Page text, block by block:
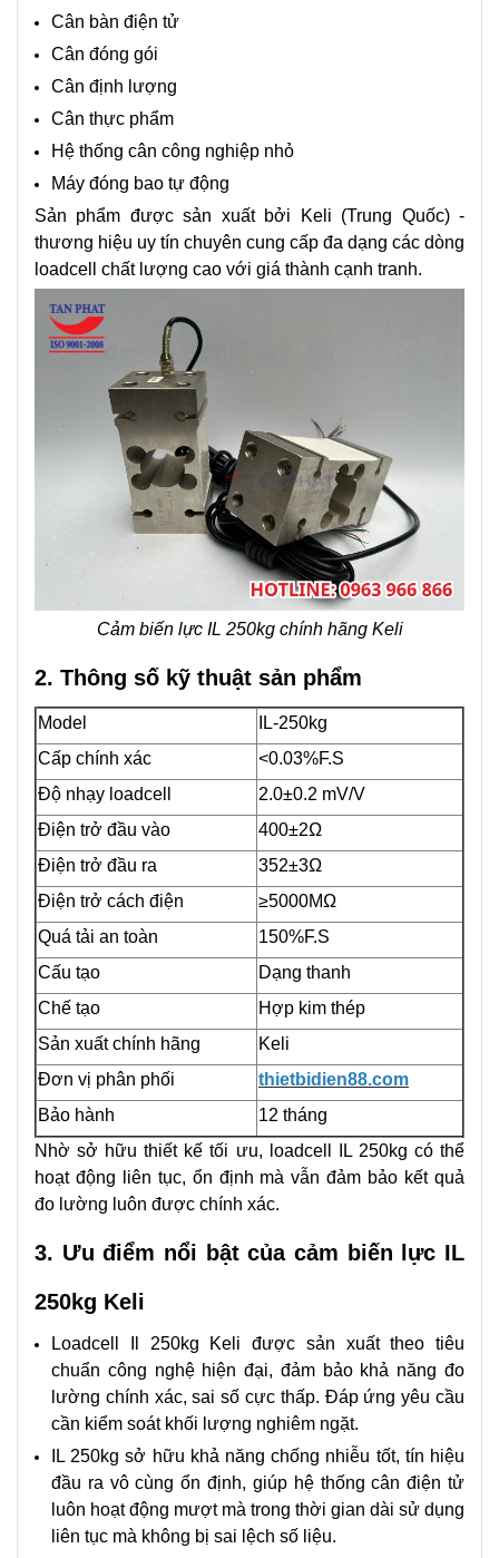
Cân bàn điện tử
Cân đóng gói
Cân định lượng
Cân thực phẩm
Hệ thống cân công nghiệp nhỏ
Máy đóng bao tự động
Sản phẩm được sản xuất bởi Keli (Trung Quốc) -
thương hiệu uy tín chuyên cung cấp đa dạng các dòng
loadcell chất lượng cao với giá thành cạnh tranh.
Cảm biến lực IL 250kg chính hãng Keli
2. Thông số kỹ thuật sản phẩm
Model
IL-250kg
Cấp chính xác
<0.03%F.S
Độ nhạy loadcell
2.0±0.2 mV/V
Điện trở đầu vào
400±2Ω
Điện trở đầu ra
352±3Ω
Điện trở cách điện
≥5000MΩ
Quá tải an toàn
150%F.S
Cấu tạo
Dạng thanh
Chế tạo
Hợp kim thép
Sản xuất chính hãng
Keli
Đơn vị phân phối
thietbidien88.com
Bảo hành
12 tháng
Nhờ sở hữu thiết kế tối ưu, loadcell IL 250kg có thể
hoạt động liên tục, ổn định mà vẫn đảm bảo kết quả
đo lường luôn được chính xác.
3. Ưu điểm nổi bật của cảm biến lực IL
250kg Keli
Loadcell Il 250kg Keli được sản xuất theo tiêu
chuẩn công nghệ hiện đại, đảm bảo khả năng đo
lường chính xác, sai số cực thấp. Đáp ứng yêu cầu
cần kiểm soát khối lượng nghiêm ngặt.
IL 250kg sở hữu khả năng chống nhiễu tốt, tín hiệu
đầu ra vô cùng ổn định, giúp hệ thống cân điện tử
luôn hoạt động mượt mà trong thời gian dài sử dụng
liên tục mà không bị sai lệch số liệu.